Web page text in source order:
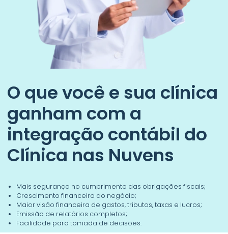
O que você e sua clínica
ganham com a
integração contábil do
Clínica nas Nuvens
Mais segurança no cumprimento das obrigações fiscais;
Crescimento financeiro do negócio;
Maior visão financeira de gastos, tributos, taxas e lucros;
Emissão de relatórios completos;
Facilidade para tomada de decisões.